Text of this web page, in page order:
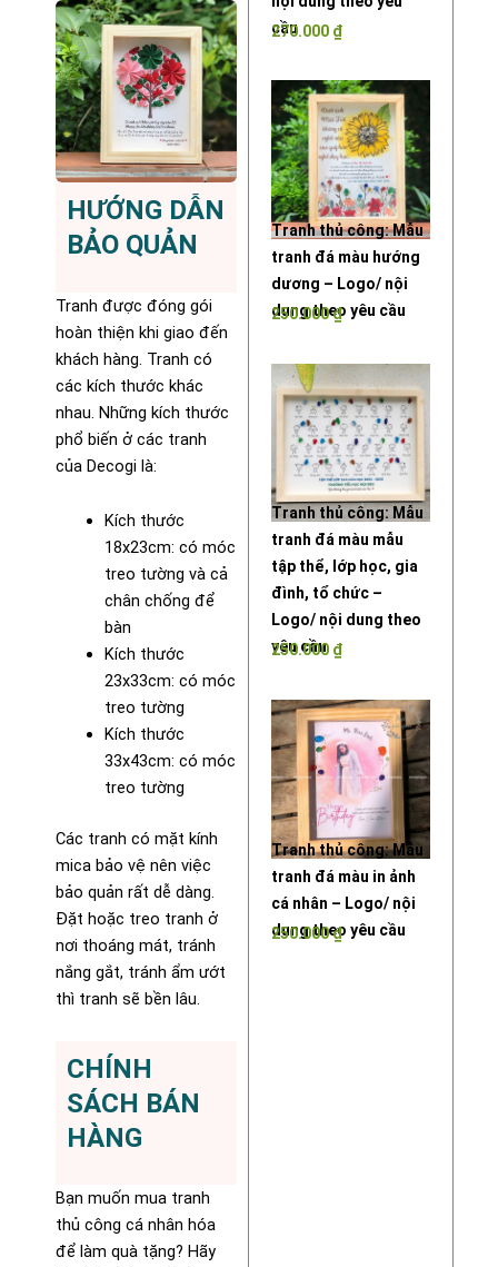
HƯỚNG DẪN
BẢO QUẢN
Tranh được đóng gói
hoàn thiện khi giao đến
khách hàng. Tranh có
các kích thước khác
nhau. Những kích thước
phổ biến ở các tranh
của Decogi là:
Kích thước
18x23cm: có móc
treo tường và cả
chân chống để
bàn
Kích thước
23x33cm: có móc
treo tường
Kích thước
33x43cm: có móc
treo tường
Các tranh có mặt kính
mica bảo vệ nên việc
bảo quản rất dễ dàng.
Đặt hoặc treo tranh ở
nơi thoáng mát, tránh
nắng gắt, tránh ẩm ướt
thì tranh sẽ bền lâu.
CHÍNH
SÁCH BÁN
HÀNG
Bạn muốn mua tranh
thủ công cá nhân hóa
để làm quà tặng? Hãy
cầu
270.000 ₫
Tranh thủ công: Mẫu
tranh đá màu hướng
dương – Logo/ nội
dung theo yêu cầu
250.000₫
Tranh thủ công: Mẫu
tranh đá màu mẫu
tập thể, lớp học, gia
đình, tổ chức –
Logo/ nội dung theo
yêu cầu
250.000 ₫
Tranh thủ công: Mẫu
tranh đá màu in ảnh
cá nhân – Logo/ nội
dung theo yêu cầu
250.000₫